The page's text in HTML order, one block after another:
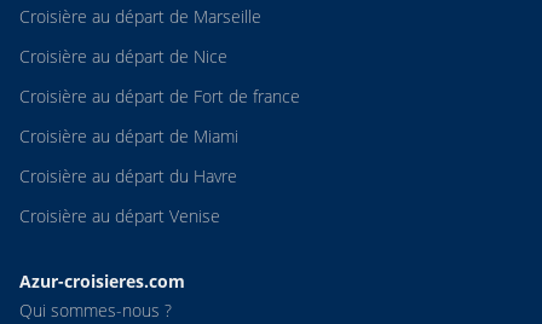
Croisière au départ de Marseille
Croisière au départ de Nice
Croisière au départ de Fort de france
Croisière au départ de Miami
Croisière au départ du Havre
Croisière au départ Venise
Azur-croisieres.com
Qui sommes-nous ?